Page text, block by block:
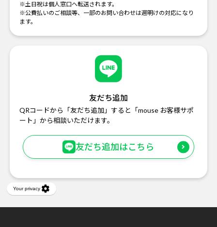
※土日祝は個人窓口へ転送されます。
※公費払いのご相談等、一部のお問い合わせは週明けの対応になり
ます。
友だち追加
QRコードから「友だち追加」すると「mouse お客様サポ
ート」から相談いただけます。
友だち追加はこちら